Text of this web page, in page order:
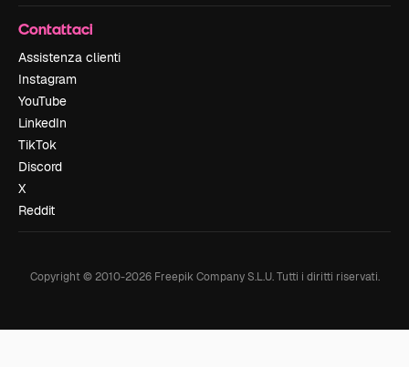
Contattaci
Assistenza clienti
Instagram
YouTube
LinkedIn
TikTok
Discord
X
Reddit
Copyright © 2010-2026Freepik Company S.L.U. Tutti i diritti riservati.